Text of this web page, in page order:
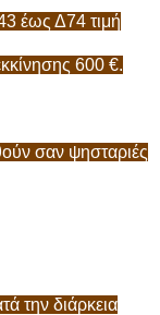
έως Δ74 τιμή
600 €.
σαν ψησταριές
την διάρκεια